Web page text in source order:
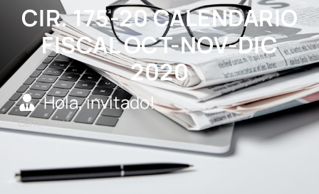
CIR. 175-20 CALENDARIO
FISCAL OCT-NOV-DIC
2020
Hola, invitado!
Cerrar sesión